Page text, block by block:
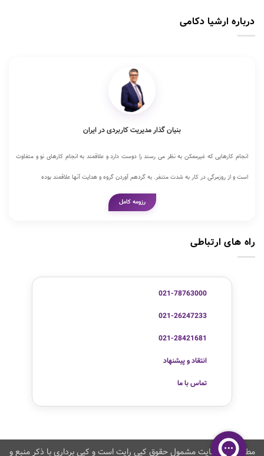
درباره ارشیا دکامی
بنیان گذار مدیریت کاربردی در ایران
انجام کارهایی که غیرممکن به نظر می رسند را دوست دارد و علاقمند به انجام کارهای نو و متفاوت
است و از روزمرگی در کار به شدت متنفر. به گردهم آوردن گروه و هدایت آنها علاقمند بوده
رزومه کامل
راه های ارتباطی
021-78763000
021-26247233
021-28421681
انتقاد و پیشنهاد
تماس با ما
مطالب این سایت مشمول حقوق کپی رایت است و کپی برداری با ذکر منبع و